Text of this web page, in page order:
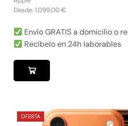
Desde: 1.099,00€
Envío GRATIS a domicilio o
Recíbelo en 24h laborables
OFERTA